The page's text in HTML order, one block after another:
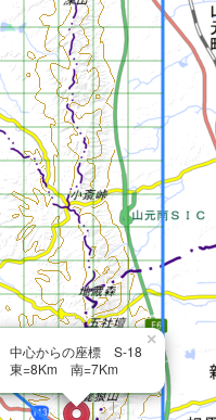
中心からの座標 S-18
東=8Km 南=7Km
×